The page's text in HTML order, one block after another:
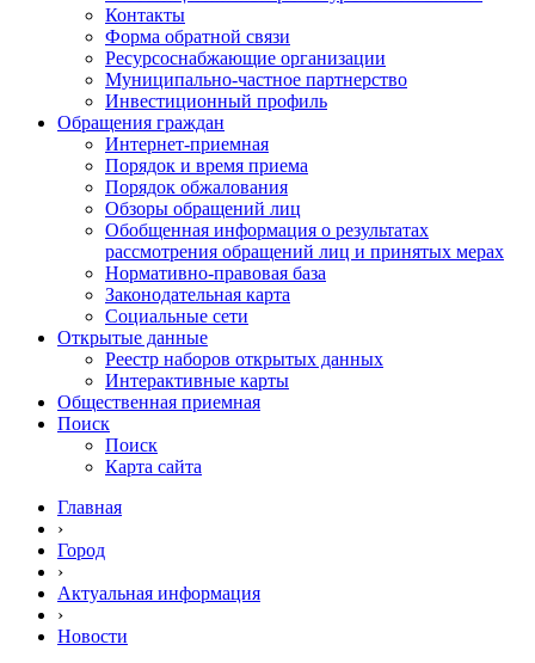
Контакты
Форма обратной связи
Ресурсоснабжающие организации
Муниципально-частное партнерство
Инвестиционный профиль
Обращения граждан
Интернет-приемная
Порядок и время приема
Порядок обжалования
Обзоры обращений лиц
Обобщенная информация о результатах
рассмотрения обращений лиц и принятых мерах
Нормативно-правовая база
Законодательная карта
Социальные сети
Открытые данные
Реестр наборов открытых данных
Интерактивные карты
Общественная приемная
Поиск
Поиск
Карта сайта
Главная
›
Город
›
Актуальная информация
›
Новости